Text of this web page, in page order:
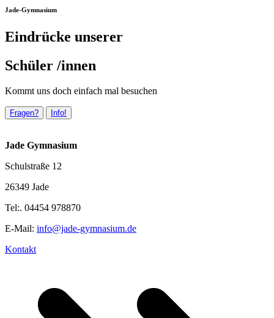
Jade-Gymnasium
Eindrücke unserer
Schüler /innen
Kommt uns doch einfach mal besuchen
Fragen? Info!
Jade Gymnasium
Schulstraße 12
26349 Jade
Tel:. 04454 978870
E-Mail: info@jade-gymnasium.de
Kontakt